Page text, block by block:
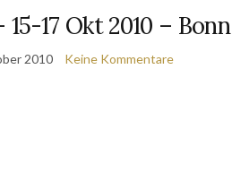
15-17 Okt 2010 – Bonn
2010 Keine Kommentare